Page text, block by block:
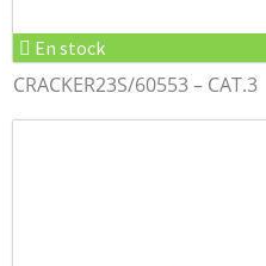
En stock
CRACKER23S/60553 – CAT.3